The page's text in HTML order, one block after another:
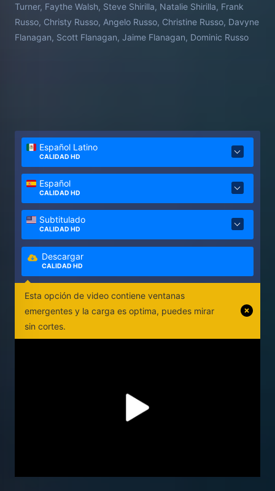
Turner, Faythe Walsh, Steve Shirilla, Natalie Shirilla, Frank
Russo, Christy Russo, Angelo Russo, Christine Russo, Davyne
Flanagan, Scott Flanagan, Jaime Flanagan, Dominic Russo
Español Latino
CALIDAD HD
Español
CALIDAD HD
Subtitulado
CALIDAD HD
Descargar
CALIDAD HD
Esta opción de video contiene ventanas
emergentes y la carga es optima, puedes mirar
sin cortes.